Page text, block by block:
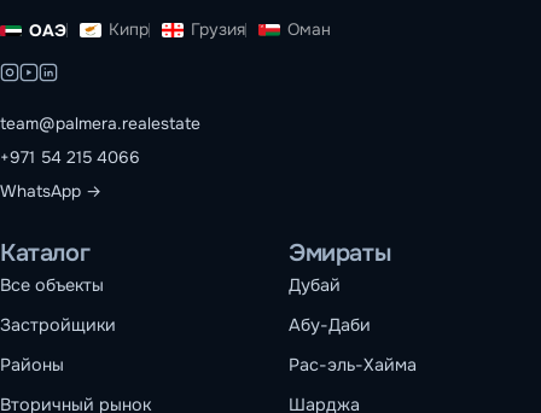
ОАЭ Кипр Грузия Оман
team@palmera.realestate
+971 54 215 4066
WhatsApp →
Каталог
Все объекты
Застройщики
Районы
Вторичный рынок
Эмираты
Дубай
Абу-Даби
Рас-эль-Хайма
Шарджа